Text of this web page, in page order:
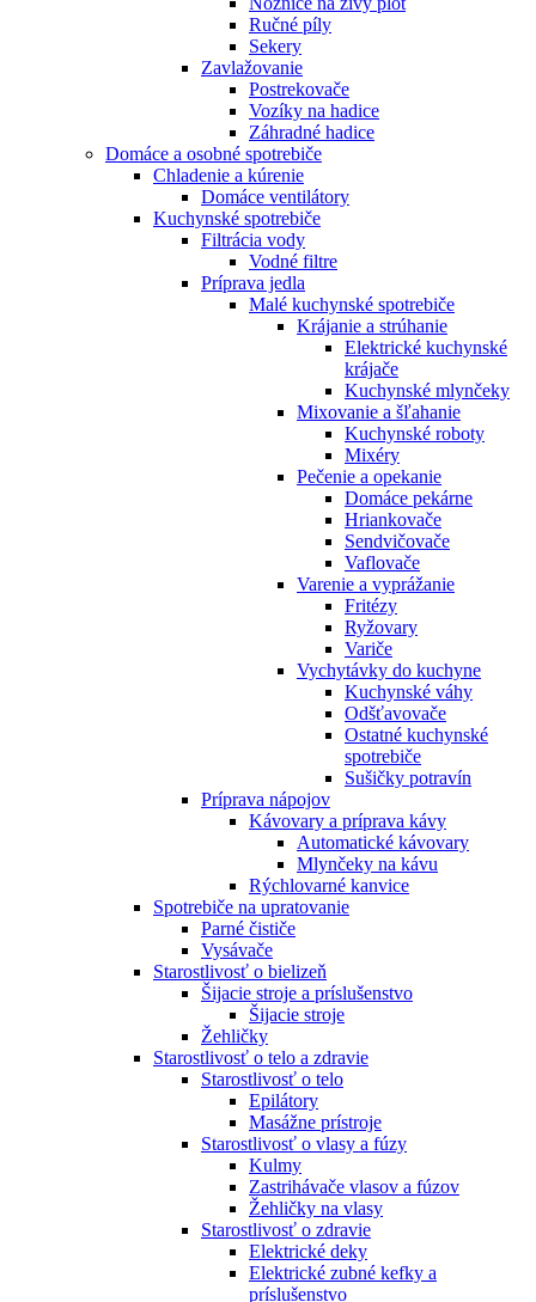
Ručné píly
Sekery
Zavlažovanie
Postrekovače
Vozíky na hadice
Záhradné hadice
Domáce a osobné spotrebiče
Chladenie a kúrenie
Domáce ventilátory
Kuchynské spotrebiče
Filtrácia vody
Vodné filtre
Príprava jedla
Malé kuchynské spotrebiče
Krájanie a strúhanie
Elektrické kuchynské
krájače
Kuchynské mlynčeky
Mixovanie a šľahanie
Kuchynské roboty
Mixéry
Pečenie a opekanie
Domáce pekárne
Hriankovače
Sendvičovače
Vaflovače
Varenie a vyprážanie
Fritézy
Ryžovary
Variče
Vychytávky do kuchyne
Kuchynské váhy
Odšťavovače
Ostatné kuchynské
spotrebiče
Sušičky potravín
Príprava nápojov
Kávovary a príprava kávy
Automatické kávovary
Mlynčeky na kávu
Rýchlovarné kanvice
Spotrebiče na upratovanie
Parné čističe
Vysávače
Starostlivosť o bielizeň
Šijacie stroje a príslušenstvo
Šijacie stroje
Žehličky
Starostlivosť o telo a zdravie
Starostlivosť o telo
Epilátory
Masážne prístroje
Starostlivosť o vlasy a fúzy
Kulmy
Zastrihávače vlasov a fúzov
Žehličky na vlasy
Starostlivosť o zdravie
Elektrické deky
Elektrické zubné kefky a
príslušenstvo